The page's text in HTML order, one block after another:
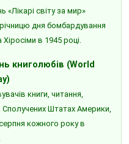
«Лікарі світу за мир»
дня бомбардування
в 1945 році.
книголюбів (World
книги, читання,
Штатах Америки,
кожного року в